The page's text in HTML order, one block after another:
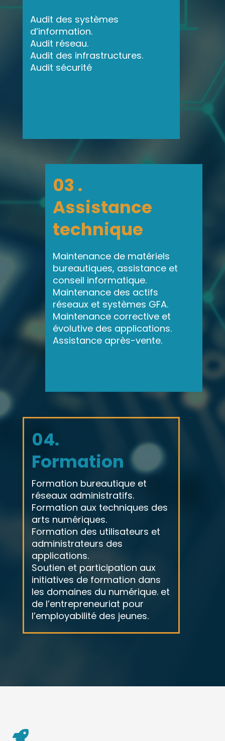
Audit des systèmes
d’information.
Audit réseau.
Audit des infrastructures.
Audit sécurité
03 .
Assistance
technique
Maintenance de matériels
bureautiques, assistance et
conseil informatique.
Maintenance des actifs
réseaux et systèmes GFA.
Maintenance corrective et
évolutive des applications.
Assistance après-vente.
04.
Formation
Formation bureautique et
réseaux administratifs.
Formation aux techniques des
arts numériques.
Formation des utilisateurs et
administrateurs des
applications.
Soutien et participation aux
initiatives de formation dans
les domaines du numérique. et
de l’entrepreneuriat pour
l’employabilité des jeunes.